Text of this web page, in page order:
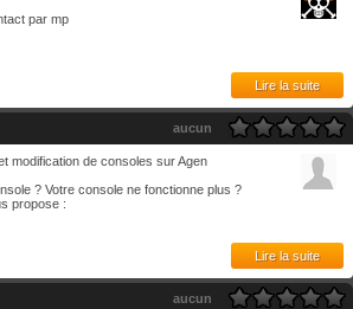
par mp
Lire la suite
aucun
modification de consoles sur Agen
? Votre console ne fonctionne plus ?
propose :
Lire la suite
aucun